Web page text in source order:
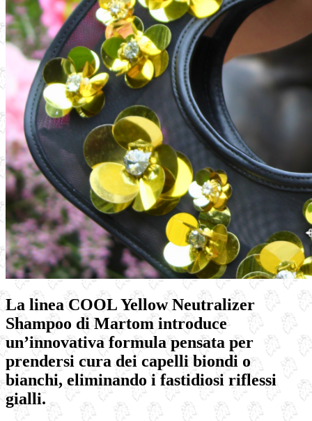
La linea COOL Yellow Neutralizer
Shampoo di Martom introduce
un’innovativa formula pensata per
prendersi cura dei capelli biondi o
bianchi, eliminando i fastidiosi riflessi
gialli.